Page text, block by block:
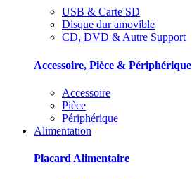
USB & Carte SD
Disque dur amovible
CD, DVD & Autre Support
Accessoire, Pièce & Périphérique
Accessoire
Pièce
Périphérique
Alimentation
Placard Alimentaire